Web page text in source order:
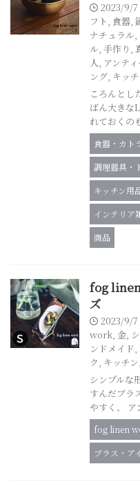
2023/9/7
フト, 食器,
ナチュラル,
ル, 手作り ,
人, アンテ
ング, キッ
ころんとし
ばん大きな
れておくの
食器・カト
調理器具・
キッチン用
インテリア
商品
fog linen
ズ
2023/9/7
work, 金,
ンドメイド,
ク, キッチン,
シンプルな
すんだブラ
やすく、 ア
fog linen
ブラス・ア